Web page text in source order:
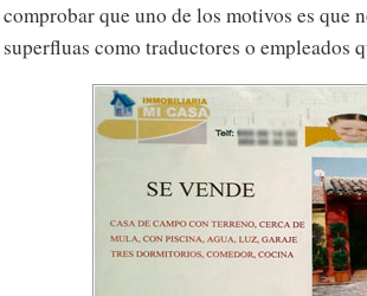
comprobar que uno de los motivos es que
superfluas como traductores o empleados